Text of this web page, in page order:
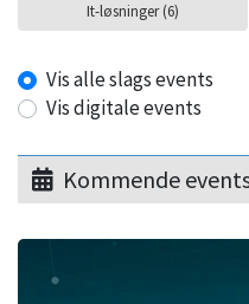
It-løsninger (6)
Vis alle slags events
Vis digitale events
Kommende